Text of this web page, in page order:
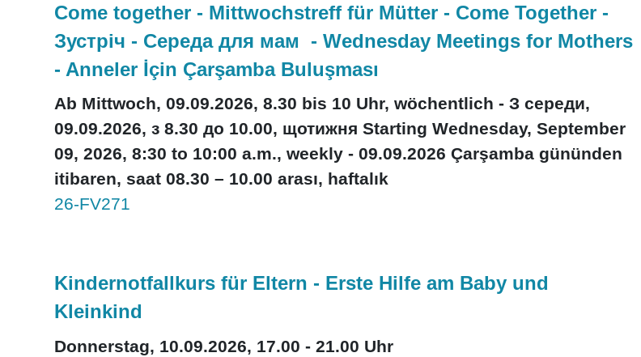
Come together - Mittwochstreff für Mütter - Come Together -
Зустріч - Середа для мам - Wednesday Meetings for Mothers
- Anneler İçin Çarşamba Buluşması
Ab Mittwoch, 09.09.2026, 8.30 bis 10 Uhr, wöchentlich - З середи,
09.09.2026, з 8.30 до 10.00, щотижня Starting Wednesday, September
09, 2026, 8:30 to 10:00 a.m., weekly - 09.09.2026 Çarşamba gününden
itibaren, saat 08.30 – 10.00 arası, haftalık
26-FV271
Kindernotfallkurs für Eltern - Erste Hilfe am Baby und
Kleinkind
Donnerstag, 10.09.2026, 17.00 - 21.00 Uhr